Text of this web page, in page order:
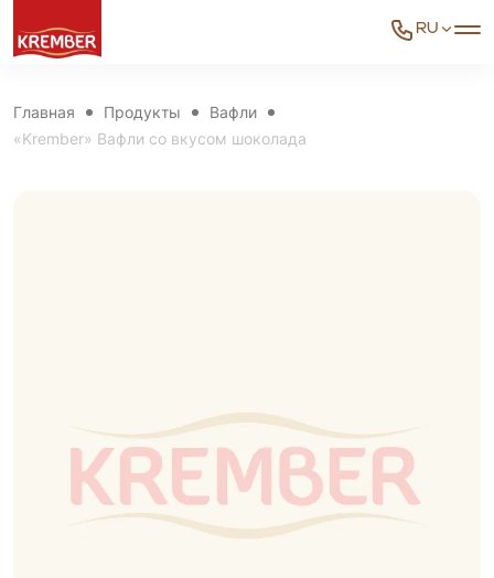
RU
Главная Продукты
Вафли
«Krember» Вафли со вкусом шоколада